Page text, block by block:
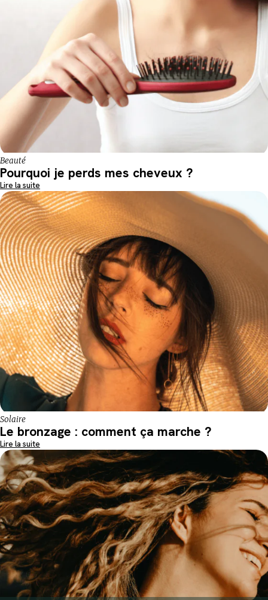
Beauté
Pourquoi je perds mes cheveux ?
Lire la suite
Solaire
Le bronzage : comment ça marche ?
Lire la suite